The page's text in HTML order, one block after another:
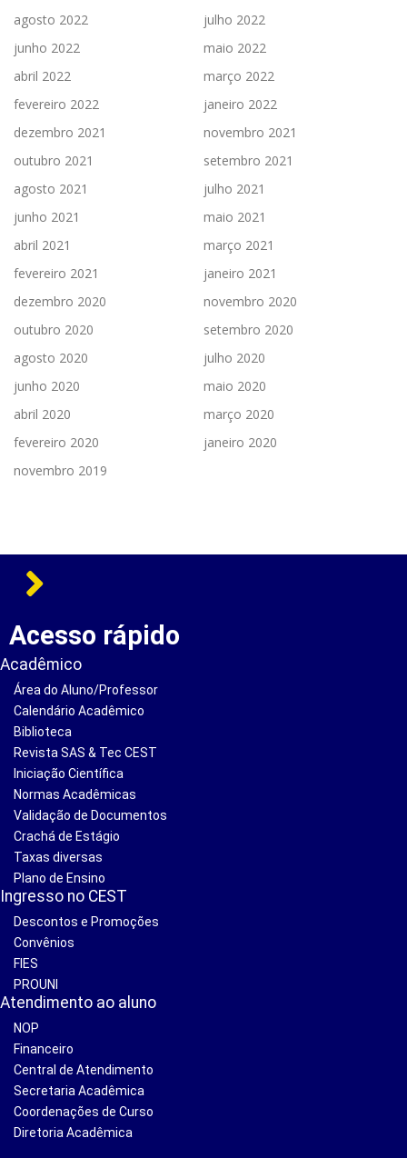
agosto 2022
julho 2022
junho 2022
maio 2022
abril 2022
março 2022
fevereiro 2022
janeiro 2022
dezembro 2021
novembro 2021
outubro 2021
setembro 2021
agosto 2021
julho 2021
junho 2021
maio 2021
abril 2021
março 2021
fevereiro 2021
janeiro 2021
dezembro 2020
novembro 2020
outubro 2020
setembro 2020
agosto 2020
julho 2020
junho 2020
maio 2020
abril 2020
março 2020
fevereiro 2020
janeiro 2020
novembro 2019
Acesso rápido
Acadêmico
Área do Aluno/Professor
Calendário Acadêmico
Biblioteca
Revista SAS & Tec CEST
Iniciação Científica
Normas Acadêmicas
Validação de Documentos
Crachá de Estágio
Taxas diversas
Plano de Ensino
Ingresso no CEST
Descontos e Promoções
Convênios
FIES
PROUNI
Atendimento ao aluno
NOP
Financeiro
Central de Atendimento
Secretaria Acadêmica
Coordenações de Curso
Diretoria Acadêmica